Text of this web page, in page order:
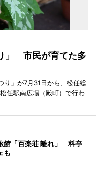
」 市民が育てた多
り」が7月31日から、松任総
任駅南広場（殿町）で行わ
館「百楽荘 離れ」 料亭
も